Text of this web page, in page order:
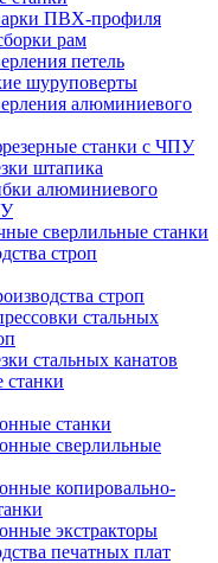
ПВХ-профиля
рам
петель
шуруповерты
алюминиевого
станки с ЧПУ
штапика
алюминиевого
сверлильные станки
строп
строп
стальных
стальных канатов
станки
станки
сверлильные
копировально-
экстракторы
печатных плат